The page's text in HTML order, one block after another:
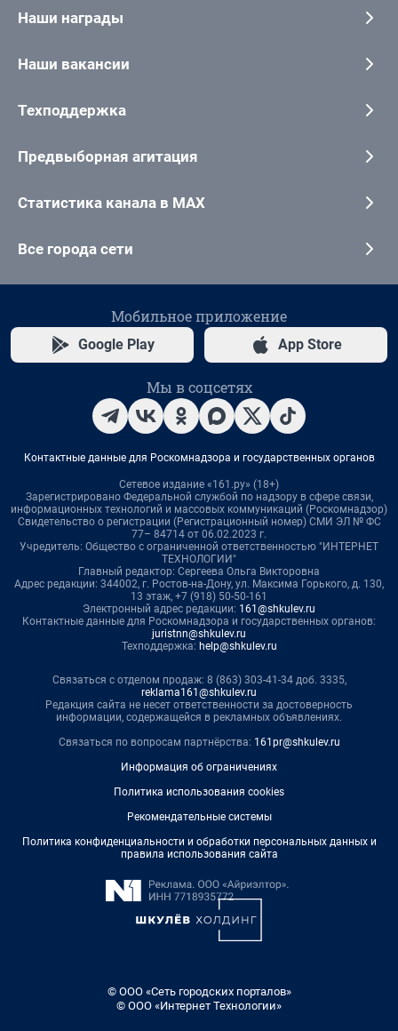
Наши награды
Наши вакансии
Техподдержка
Предвыборная агитация
Статистика канала в MAX
Все города сети
Мобильное приложение
Google Play App Store
Мы в соцсетях
Контактные данные для Роскомнадзора и государственных органов
Сетевое издание «161.ру» (18+)
Зарегистрировано Федеральной службой по надзору в сфере связи,
информационных технологий и массовых коммуникаций (Роскомнадзор)
Свидетельство о регистрации (Регистрационный номер) СМИ ЭЛ № ФС
77– 84714 от 06.02.2023 г.
Учредитель: Общество с ограниченной ответственностью "ИНТЕРНЕТ
ТЕХНОЛОГИИ"
Главный редактор: Сергеева Ольга Викторовна
Адрес редакции: 344002, г. Ростов-на-Дону, ул. Максима Горького, д. 130,
13 этаж, +7 (918) 50-50-161
Электронный адрес редакции: 161@shkulev.ru
Контактные данные для Роскомнадзора и государственных органов:
juristnn@shkulev.ru
Техподдержка: help@shkulev.ru
Связаться с отделом продаж: 8 (863) 303-41-34 доб. 3335,
reklama161@shkulev.ru
Редакция сайта не несет ответственности за достоверность
информации, содержащейся в рекламных объявлениях.
Связаться по вопросам партнёрства: 161pr@shkulev.ru
Информация об ограничениях
Политика использования cookies
Рекомендательные системы
Политика конфиденциальности и обработки персональных данных и
правила использования сайта
© ООО «Сеть городских порталов»
© ООО «Интернет Технологии»